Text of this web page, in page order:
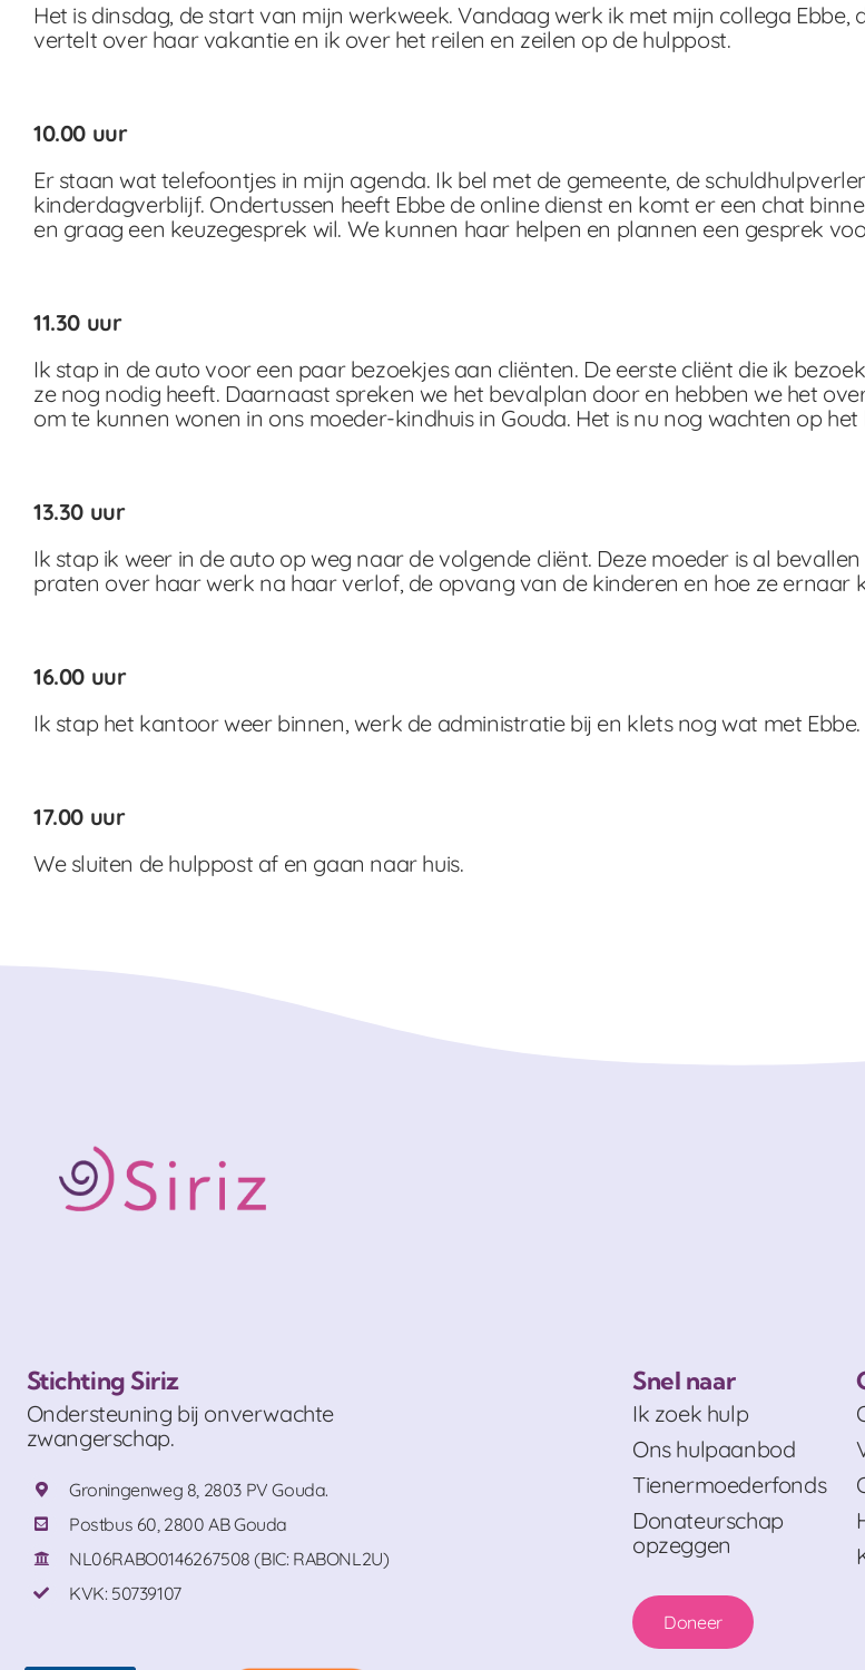
Het is dinsdag, de start van mijn werkweek. Vandaag werk ik met mijn collega
vertelt over haar vakantie en ik over het reilen en zeilen op de hulppost.
10.00 uur
Er staan wat telefoontjes in mijn agenda. Ik bel met de gemeente, de
kinderdagverblijf. Ondertussen heeft Ebbe de online dienst en komt er een chat
en graag een keuzegesprek wil. We kunnen haar helpen en plannen een gesprek
11.30 uur
Ik stap in de auto voor een paar bezoekjes aan cliënten. De eerste cliënt die ik
ze nog nodig heeft. Daarnaast spreken we het bevalplan door en hebben we het
om te kunnen wonen in ons moeder-kindhuis in Gouda. Het is nu nog wachten op
13.30 uur
Ik stap ik weer in de auto op weg naar de volgende cliënt. Deze moeder is al
praten over haar werk na haar verlof, de opvang van de kinderen en hoe ze ernaar
16.00 uur
Ik stap het kantoor weer binnen, werk de administratie bij en klets nog wat met Ebbe.
17.00 uur
We sluiten de hulppost af en gaan naar huis.
Stichting Siriz
Ondersteuning bij onverwachte
zwangerschap.
Groningenweg 8, 2803 PV Gouda.
Postbus 60, 2800 AB Gouda
NL06RABO0146267508 (BIC: RABONL2U)
KVK: 50739107
Snel naar
Ik zoek hulp
Ons hulpaanbod
Tienermoederfonds
Donateurschap
opzeggen
Doneer